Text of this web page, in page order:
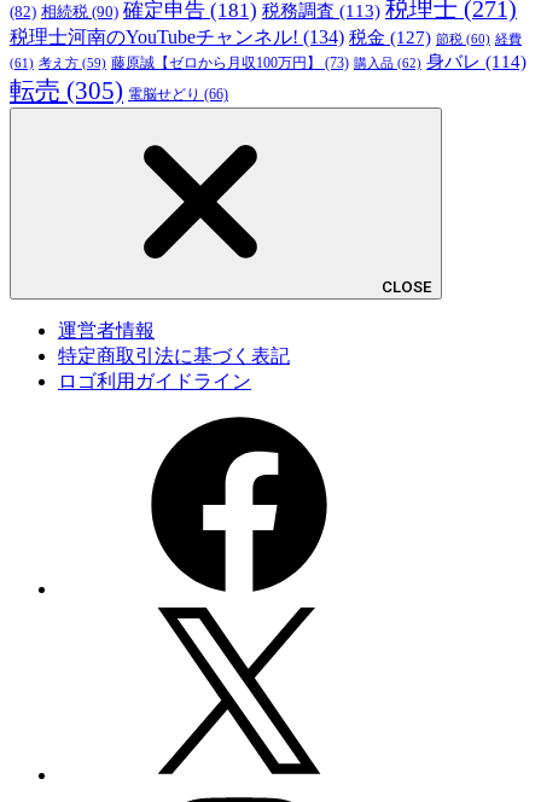
(82) 相続税 (90) 確定申告 (181) 税務調査 (113) 税理士 (271)
税理士河南のYouTubeチャンネル! (134) 税金 (127) 節税 (60) 経費
(61) 考え方 (59) 藤原誠【ゼロから月収100万円】 (73) 購入品 (62) 身バレ (114)
転売 (305) 電脳せどり (66)
CLOSE
運営者情報
特定商取引法に基づく表記
ロゴ利用ガイドライン